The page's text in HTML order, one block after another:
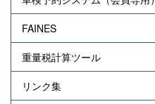
FAINES
重量税計算ツール
リンク集